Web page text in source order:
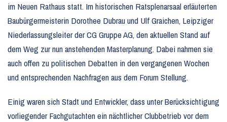
im Neuen Rathaus statt. Im historischen Ratsplenarsaal erläuterten
Baubürgermeisterin Dorothee Dubrau und Ulf Graichen, Leipziger
Niederlassungsleiter der CG Gruppe AG, den aktuellen Stand auf
dem Weg zur nun anstehenden Masterplanung. Dabei nahmen sie
auch offen zu politischen Debatten in den vergangenen Wochen
und entsprechenden Nachfragen aus dem Forum Stellung.
Einig waren sich Stadt und Entwickler, dass unter Berücksichtigung
vorliegender Fachgutachten ein nächtlicher Clubbetrieb vor dem